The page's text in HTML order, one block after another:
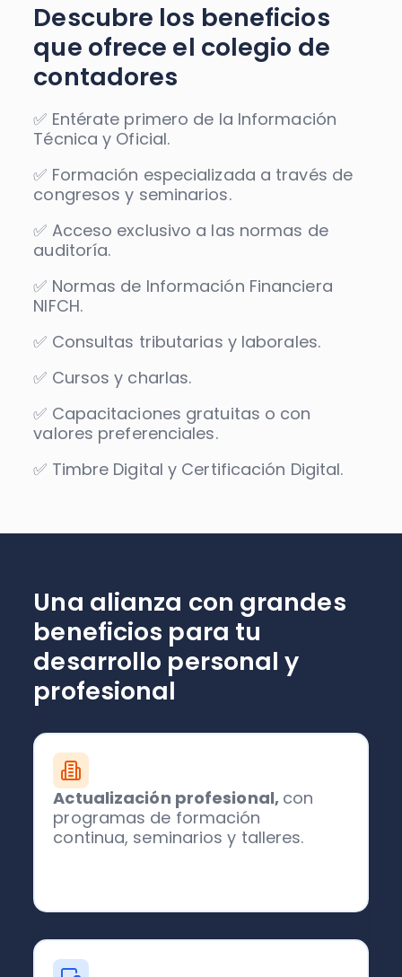
Descubre los beneficios
que ofrece el colegio de
contadores
✅ Entérate primero de la Información
Técnica y Oficial.
✅ Formación especializada a través de
congresos y seminarios.
✅ Acceso exclusivo a las normas de
auditoría.
✅ Normas de Información Financiera
NIFCH.
✅ Consultas tributarias y laborales.
✅ Cursos y charlas.
✅ Capacitaciones gratuitas o con
valores preferenciales.
✅ Timbre Digital y Certificación Digital.
Una alianza con grandes
beneficios para tu
desarrollo personal y
profesional
Actualización profesional, con
programas de formación
continua, seminarios y talleres.